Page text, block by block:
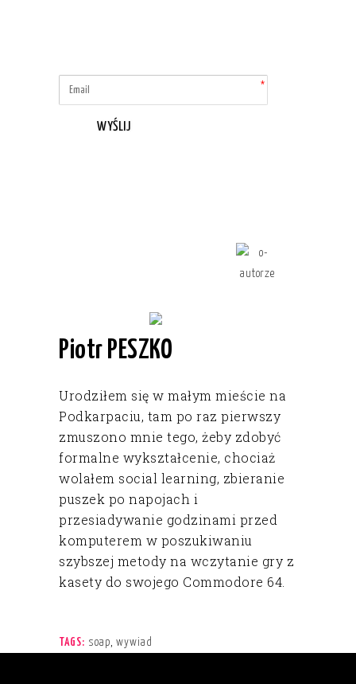
WYŚLIJ
Piotr PESZKO
Urodziłem się w małym mieście na
Podkarpaciu, tam po raz pierwszy
zmuszono mnie tego, żeby zdobyć
formalne wykształcenie, chociaż
wolałem social learning, zbieranie
puszek po napojach i
przesiadywanie godzinami przed
komputerem w poszukiwaniu
szybszej metody na wczytanie gry z
kasety do swojego Commodore 64.
TAGS: soap, wywiad